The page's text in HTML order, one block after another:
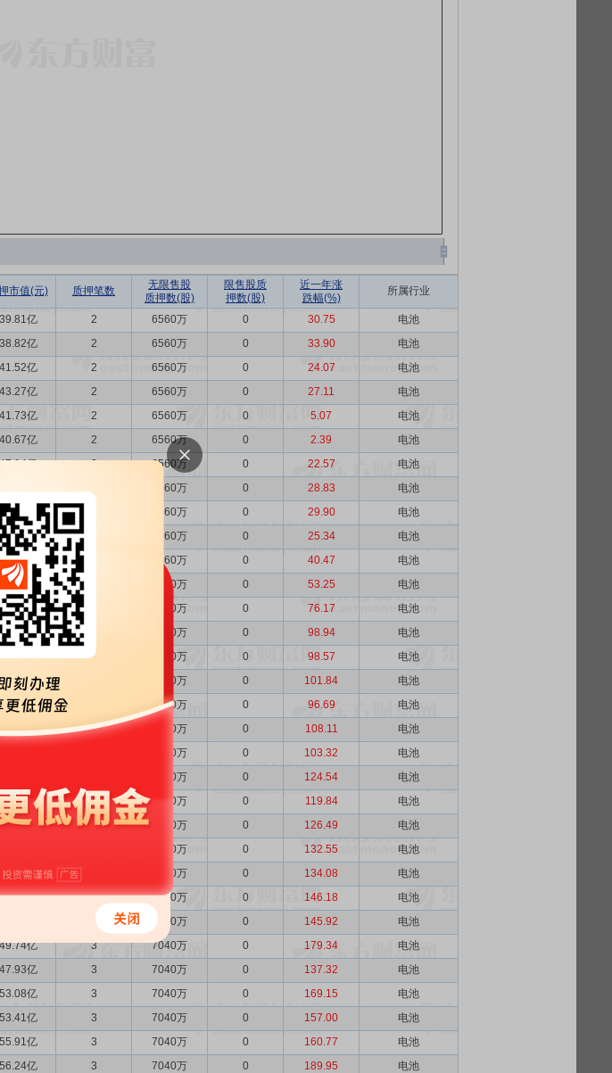
市值(元) 质押笔数
无限售股
质押数(股)
限售股质
押数(股)
近一年涨
跌幅(%)
所属行业
39.81亿 2 6560万 0 30.75
电池
38.82亿 2 6560万 0 33.90
电池
41.52亿 2 6560万 0 24.07
电池
43.27亿 2 6560万 0 27.11
电池
41.73亿 2 6560万 0 5.07
电池
40.67亿 2 6560万 0 2.39
电池
亿 2 6560万 0 22.57
电池
6560万 0 28.83
电池
46.71亿 6560万 0 29.90
电池
亿 6560万 0 25.34
电池
亿 6560万 0 40.47
电池
46.97亿 6560万 0 53.25
电池
亿 6560万 0 76.17
电池
亿 6560万 0 98.94
电池
亿 2 6560万 0 98.57
电池
亿 7040万 0 101.84
电池
亿 7040万 0 96.69
电池
亿 3 7040万 0 108.11
电池
7040万 0 103.32
电池
7040万 0 124.54
电池
52.21亿 3 7040万 0 119.84
电池
亿 3 7040万 0 126.49
电池
7040万 0 132.55
电池
49.15亿 7040万 0 134.08
电池
亿 3 7040万 0 146.18
电池
3 7040万 0 145.92
电池
亿 3 7040万 0 179.34
电池
47.93亿 3 7040万 0 137.32
电池
53.08亿 3 7040万 0 169.15
电池
53.41亿 3 7040万 0 157.00
电池
55.91亿 3 7040万 0 160.77
电池
56.24亿 3 7040万 0 189.95
电池